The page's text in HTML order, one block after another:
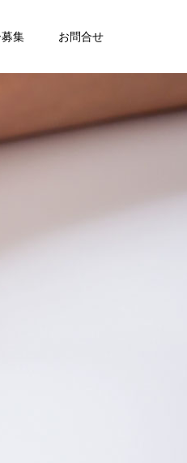
集 お問合せ